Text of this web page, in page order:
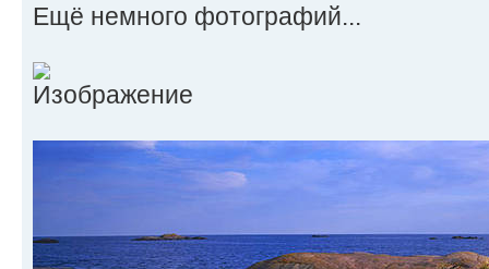
Ещё немного фотографий...